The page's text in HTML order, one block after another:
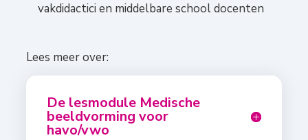
vakdidactici en middelbare school docenten
Lees meer over:
De lesmodule Medische
beeldvorming voor
havo/vwo